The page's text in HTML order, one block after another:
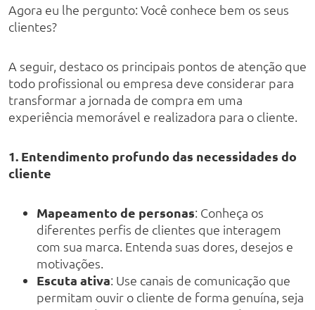
Agora eu lhe pergunto: Você conhece bem os seus
clientes?
A seguir, destaco os principais pontos de atenção que
todo profissional ou empresa deve considerar para
transformar a jornada de compra em uma
experiência memorável e realizadora para o cliente.
1. Entendimento profundo das necessidades do
cliente
Mapeamento de personas: Conheça os
diferentes perfis de clientes que interagem
com sua marca. Entenda suas dores, desejos e
motivações.
Escuta ativa: Use canais de comunicação que
permitam ouvir o cliente de forma genuína, seja